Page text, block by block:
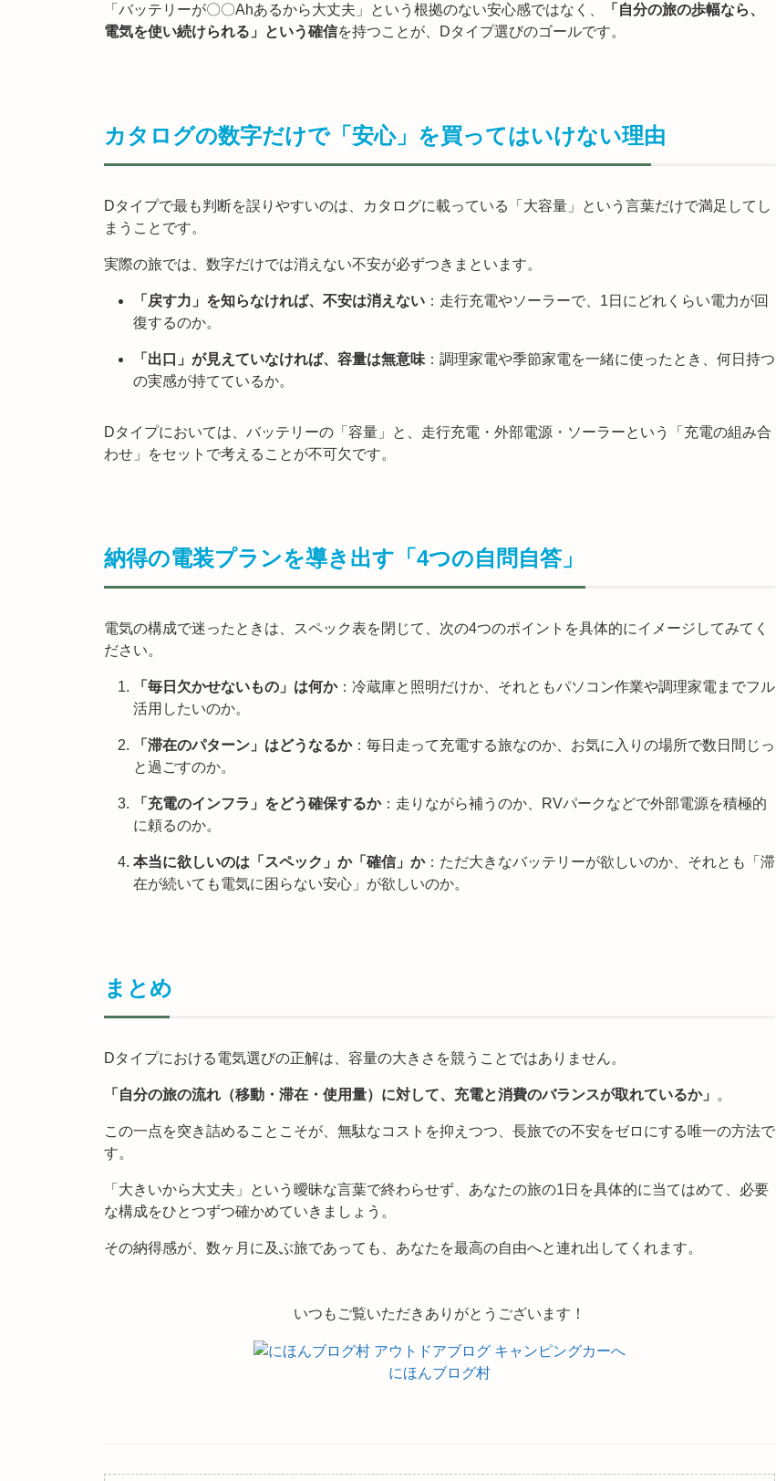
「バッテリーが〇〇Ahあるから大丈夫」という根拠のない安心感ではなく、
「自分の旅の歩幅なら、
電気を使い続けられる」という確信を持つことが、Dタイプ選びのゴールです。
カタログの数字だけで「安心」を買ってはいけない理由
Dタイプで最も判断を誤りやすいのは、カタログに載っている「大容量」という言葉だけで満足してし
まうことです。
実際の旅では、数字だけでは消えない不安が必ずつきまといます。
「戻す力」を知らなければ、不安は消えない ：走行充電やソーラーで、1日にどれくらい電力が回
復するのか。
「出口」が見えていなければ、容量は無意味 ：調理家電や季節家電を一緒に使ったとき、何日持つ
の実感が持てているか。
Dタイプにおいては、バッテリーの「容量」と、走行充電・外部電源・ソーラーという「充電の組み合
わせ」をセットで考えることが不可欠です。
納得の電装プランを導き出す「4つの自問自答」
電気の構成で迷ったときは、スペック表を閉じて、次の4つのポイントを具体的にイメージしてみてく
ださい。
「毎日欠かせないもの」は何か：冷蔵庫と照明だけか、それともパソコン作業や調理家電までフル
活用したいのか。
「滞在のパターン」はどうなるか：毎日走って充電する旅なのか、お気に入りの場所で数日間じっ
と過ごすのか。
「充電のインフラ」をどう確保するか：走りながら補うのか、RVパークなどで外部電源を積極的
に頼るのか。
本当に欲しいのは「スペック」か「確信」か：ただ大きなバッテリーが欲しいのか、それとも「滞
在が続いても電気に困らない安心」が欲しいのか。
まとめ
Dタイプにおける電気選びの正解は、容量の大きさを競うことではありません。
「自分の旅の流れ（移動・滞在・使用量）に対して、充電と消費のバランスが取れているか」 。
この一点を突き詰めることこそが、無駄なコストを抑えつつ、長旅での不安をゼロにする唯一の方法で
す。
「大きいから大丈夫」という曖昧な言葉で終わらせず、あなたの旅の1日を具体的に当てはめて、必要
な構成をひとつずつ確かめていきましょう。
その納得感が、数ヶ月に及ぶ旅であっても、あなたを最高の自由へと連れ出してくれます。
いつもご覧いただきありがとうございます！
にほんブログ村